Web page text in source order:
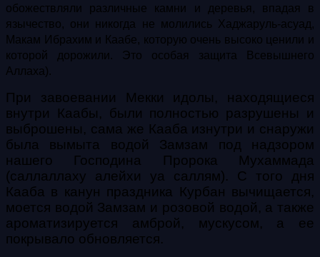
обожествляли различные камни и деревья, впадая в
язычество, они никогда не молились Хаджаруль-асуад,
Макам Ибрахим и Каабе, которую очень высоко ценили и
которой дорожили. Это особая защита Всевышнего
Аллаха).
При завоевании Мекки идолы, находящиеся
внутри Каабы, были полностью разрушены и
выброшены, сама же Кааба изнутри и снаружи
была вымыта водой Замзам под надзором
нашего Господина Пророка Мухаммада
(саллаллаху алейхи уа саллям). С того дня
Кааба в канун праздника Курбан вычищается,
моется водой Замзам и розовой водой, а также
ароматизируется амброй, мускусом, а ее
покрывало обновляется.